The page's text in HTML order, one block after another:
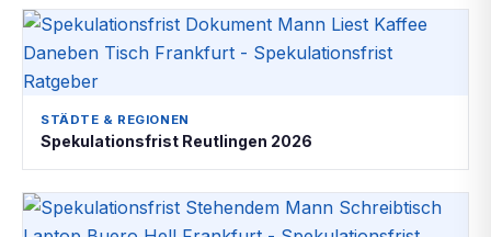
STÄDTE & REGIONEN
Spekulationsfrist Reutlingen 2026